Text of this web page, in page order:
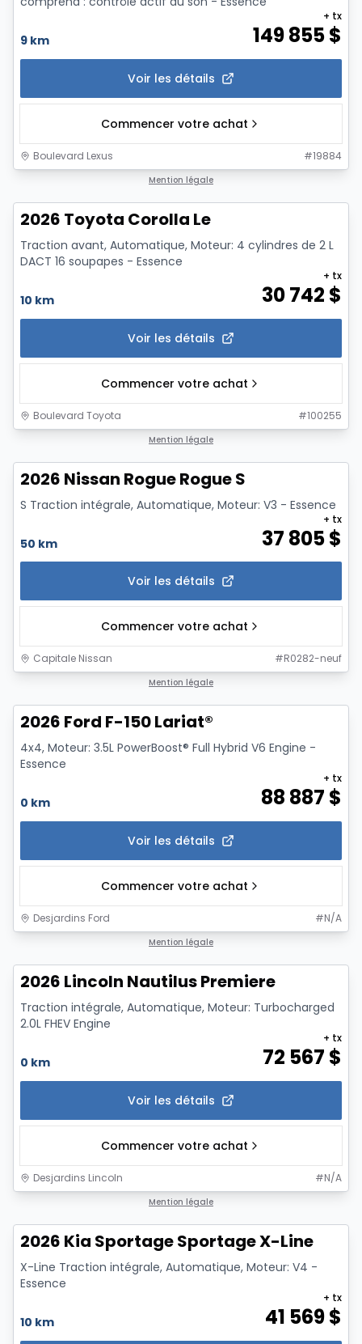
9 km 149 855$
+ tx
Voir les détails
Commencer votre achat
Boulevard Lexus #19884
Mention légale
2026 Toyota Corolla Le
Traction avant, Automatique, Moteur: 4 cylindres de 2 L
DACT 16 soupapes - Essence
10 km 30 742 $
+ tx
Voir les détails
Commencer votre achat
Boulevard Toyota #100255
Mention légale
2026 Nissan Rogue Rogue S
S Traction intégrale, Automatique, Moteur: V3 - Essence
50 km 37 805$
+ tx
Voir les détails
Commencer votre achat
Capitale Nissan #R0282-neuf
Mention légale
2026 Ford F-150 Lariat®
4x4, Moteur: 3.5L PowerBoost® Full Hybrid V6 Engine -
Essence
0 km 88 887 $
+ tx
Voir les détails
Commencer votre achat
Desjardins Ford #N/A
Mention légale
2026 Lincoln Nautilus Premiere
Traction intégrale, Automatique, Moteur: Turbocharged
2.0L FHEV Engine
0 km 72 567 $
+ tx
Voir les détails
Commencer votre achat
Desjardins Lincoln #N/A
Mention légale
2026 Kia Sportage Sportage X-Line
X-Line Traction intégrale, Automatique, Moteur: V4 -
Essence
10 km 41 569$
+ tx